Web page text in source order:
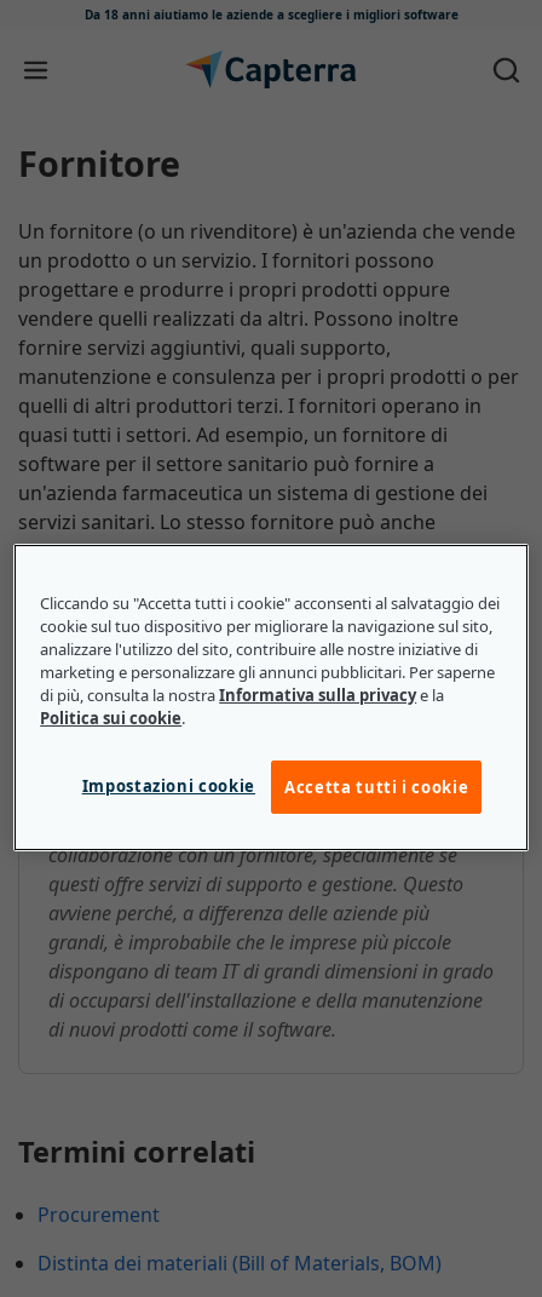
Da 18 anni aiutiamo le aziende a scegliere i migliori software
Salta e vai al contenuto
Fornitore
Un fornitore (o un rivenditore) è un'azienda che vende
un prodotto o un servizio. I fornitori possono
progettare e produrre i propri prodotti oppure
vendere quelli realizzati da altri. Possono inoltre
fornire servizi aggiuntivi, quali supporto,
manutenzione e consulenza per i propri prodotti o per
quelli di altri produttori terzi. I fornitori operano in
quasi tutti i settori. Ad esempio, un fornitore di
software per il settore sanitario può fornire a
un'azienda farmaceutica un sistema di gestione dei
servizi sanitari. Lo stesso fornitore può anche
trasferire i dati dell'azienda farmaceutica nella nuova
Fornitore: ecco cosa devono
sapere le piccole e medie
imprese
collaborazione con un fornitore, specialmente se
questi offre servizi di supporto e gestione. Questo
avviene perché, a differenza delle aziende più
grandi, è improbabile che le imprese più piccole
dispongano di team IT di grandi dimensioni in grado
di occuparsi dell'installazione e della manutenzione
di nuovi prodotti come il software.
Termini correlati
Procurement
Distinta dei materiali (Bill of Materials, BOM)
Cliccando su "Accetta tutti i cookie" acconsenti al salvataggio dei
cookie sul tuo dispositivo per migliorare la navigazione sul sito,
analizzare l'utilizzo del sito, contribuire alle nostre iniziative di
marketing e personalizzare gli annunci pubblicitari. Per saperne
di più, consulta la nostraInformativa sulla privacye la
Politica sui cookie.
Impostazioni cookie Accetta tutti i cookie